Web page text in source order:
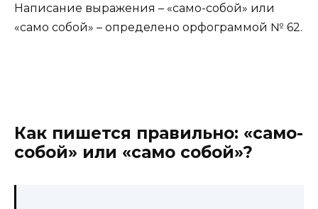
Написание выражения – «само-собой» или
«само собой» – определено орфограммой № 62.
Как пишется правильно: «само-
собой» или «само собой»?